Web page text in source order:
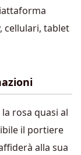
cellulari, tablet
rosa quasi al
il portiere
alla sua